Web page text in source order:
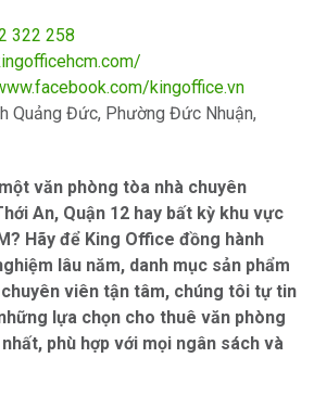
322 258
kingoffice.vn
Quảng Đức, Phường Đức Nhuận,
văn phòng tòa nhà chuyên
An, Quận 12 hay bất kỳ khu vực
Hãy để King Office đồng hành
lâu năm, danh mục sản phẩm
viên tận tâm, chúng tôi tự tin
lựa chọn cho thuê văn phòng
phù hợp với mọi ngân sách và